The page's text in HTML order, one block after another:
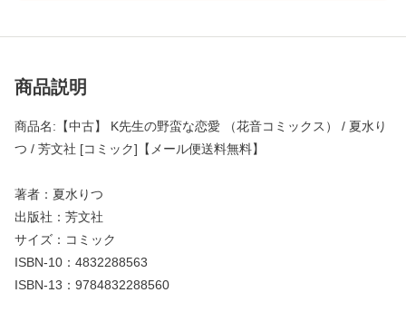
商品説明
商品名:【中古】 K先生の野蛮な恋愛 （花音コミックス） / 夏水り
つ / 芳文社 [コミック]【メール便送料無料】
著者：夏水りつ
出版社：芳文社
サイズ：コミック
ISBN-10：4832288563
ISBN-13：9784832288560